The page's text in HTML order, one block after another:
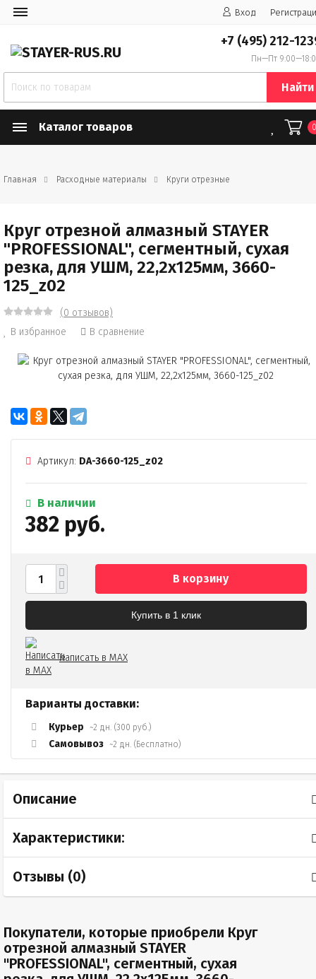
Вход
+7 (495) 212-
Пн—Пт
Найти
Каталог товаров
Главная Расходные материалы Круги отрезные
Круг отрезной алмазный STAYER
"PROFESSIONAL", сегментный, сухая
резка, для УШМ, 22,2х125мм, 3660-
125_z02
(0 отзывов)
В избранное
В сравнение
Артикул: DA-3660-125_z02
В наличии
382 руб.
В корзину
Купить в 1 клик
Написать в MAX
Варианты доставки:
Курьер ~2 дн. (300 руб.)
Самовывоз ~2 дн. (Бесплатно)
Описание
Характеристики:
Отзывы (0)
Покупатели, которые приобрели Круг
отрезной алмазный STAYER
"PROFESSIONAL", сегментный, сухая